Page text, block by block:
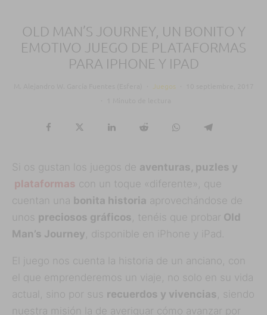
OLD MAN’S JOURNEY, UN BONITO Y
EMOTIVO JUEGO DE PLATAFORMAS
PARA IPHONE Y IPAD
Juegos
Si os gustan los juegos de aventuras, puzles y
plataformas con un toque «diferente», que
cuentan una bonita historia aprovechándose de
unos preciosos gráficos , tenéis que probar Old
Man’s Journey, disponible en iPhone y iPad.
El juego nos cuenta la historia de un anciano, con
el que emprenderemos un viaje, no solo en su vida
actual, sino por sus recuerdos y vivencias , siendo
nuestra misión la de averiguar cómo avanzar por